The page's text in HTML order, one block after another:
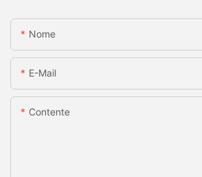
Nome
E-Mail
Contente